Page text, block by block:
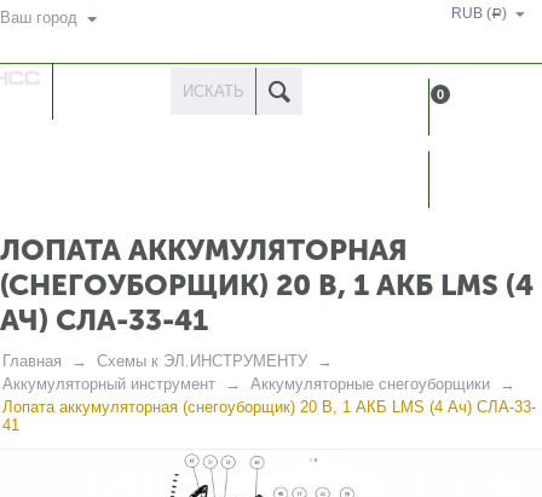
Ваш город RUB (Р)
0
ЛОПАТА АККУМУЛЯТОРНАЯ
(СНЕГОУБОРЩИК) 20 В, 1 АКБ LMS (4
АЧ) СЛА-33-41
Главная
Схемы к ЭЛ.ИНСТРУМЕНТУ
Аккумуляторный инструмент
Аккумуляторные снегоуборщики
Лопата аккумуляторная (снегоуборщик) 20 В, 1 АКБ LMS (4 Ач) СЛА-33-
41